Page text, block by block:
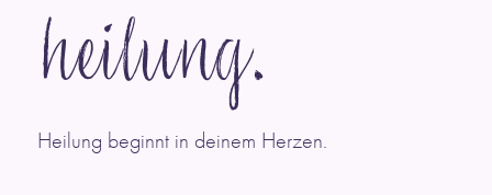
heilung.
Heilung beginnt in deinem Herzen.